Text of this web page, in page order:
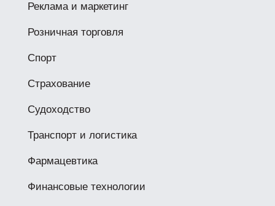
Реклама и маркетинг
Розничная торговля
Спорт
Страхование
Судоходство
Транспорт и логистика
Фармацевтика
Финансовые технологии